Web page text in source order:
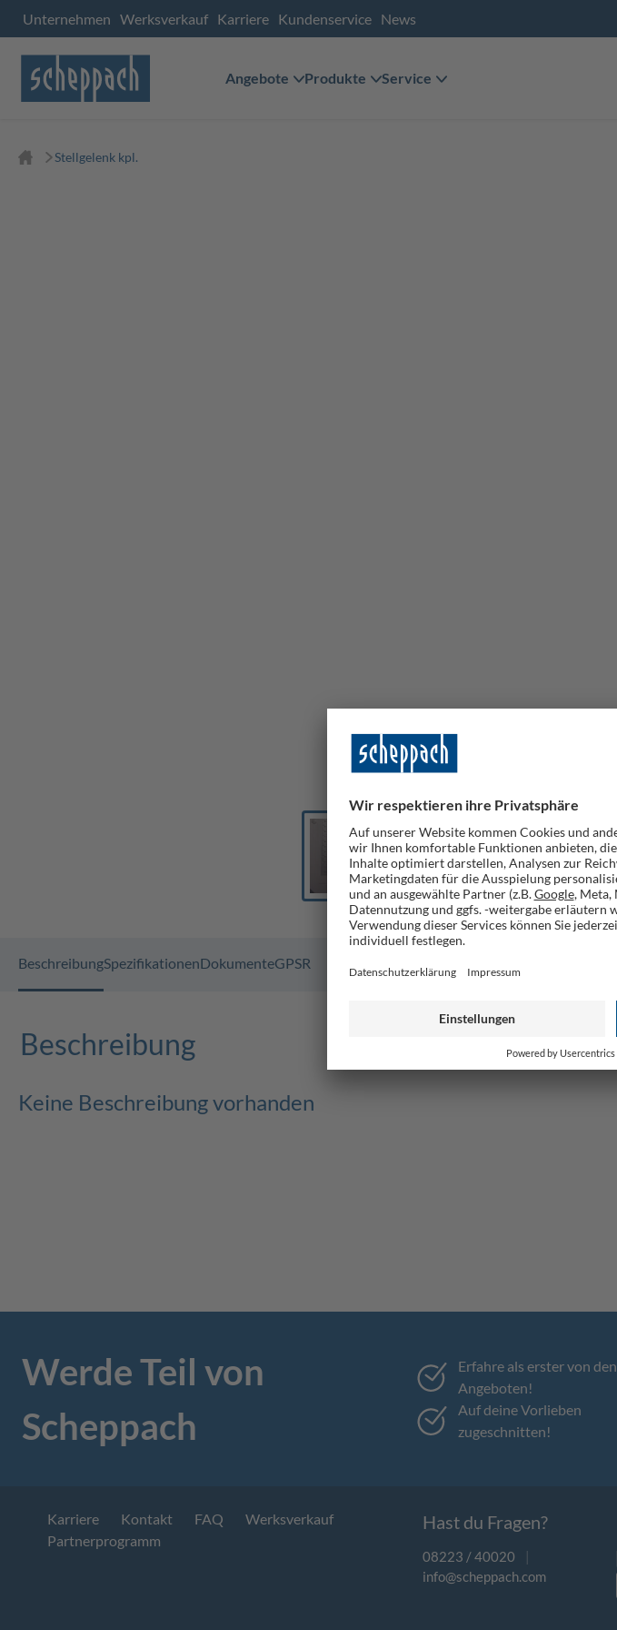
Unternehmen Werksverkauf Karriere Kundenservice News
Angebote Produkte Service
Stellgelenk kpl.
BeschreibungSpezifikationenDokumenteGPSR
Beschreibung
Keine Beschreibung vorhanden
Werde Teil von
Scheppach
Erfahre als erster von den
Angeboten!
Auf deine Vorlieben
zugeschnitten!
Karriere Kontakt FAQ
Werksverkauf
Partnerprogramm
Hast du Fragen?
08223 / 40020
|
info@scheppach.com